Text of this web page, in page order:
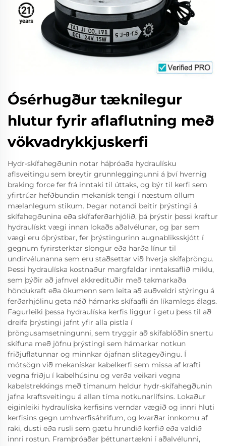
Ósérhugður tæknilegur
hlutur fyrir aflaflutning með
vökvadrykkjuskerfi
Hydr-skífahegðunin notar háþróaða hydraulísku
aflsveitingu sem breytir grunnleggingunni á því hvernig
braking force fer frá inntaki til úttaks, og býr til kerfi sem
yfirtrúar hefðbundin mekanísk tengi í næstum öllum
mælanlegum stikum. Þegar notandi beitir þrýstingi á
skífahegðunina eða skífaferðarhjólið, þá þrýstir þessi kraftur
hydraulískt vægi innan lokaðs aðalvélunar, og þar sem
vægi eru óþrýstbar, fer þrýstingurinn augnabliksskjótt í
gegnum fyrirsterktar slöngur eða harða línur til
undirvélunanna sem eru staðsettar við hverja skífaþröngu.
Þessi hydraulíska kostnaður margfaldar inntaksaflið miklu,
sem þýðir að jafnvel akkredituðir með takmarkaða
höndukraft eða ökumenn sem leita að auðveldri stýringu á
ferðarhjólinu geta náð hámarks skífaafli án líkamlegs álags.
Fagurleiki þessa hydraulíska kerfis liggur í getu þess til að
dreifa þrýstingi jafnt yfir alla pistla í
þröngusamsetningunni, sem tryggir að skífablöðin snertu
skífuna með jöfnu þrýstingi sem hámarkar notkun
friðjuflatunnar og minnkar ójafnan slitageyðingu. Í
mótsögn við mekanískar kabelkerfi sem missa af krafti
vegna friðju í kabelhúsinu og verða veikari vegna
kabelstrekkings með tímanum heldur hydr-skífahegðunin
jafna kraftsveitingu á allan tíma notkunarlífsins. Lokaður
eiginleiki hydraulíska kerfisins verndar vægið og innri hluti
kerfisins gegn umhverfisáhrifum, og kvarðar innkomu af
raki, dusti eða rusli sem gætu hrundið kerfið eða valdið
innri rostun. Framþróaðar þéttunartækni í aðalvélunni,